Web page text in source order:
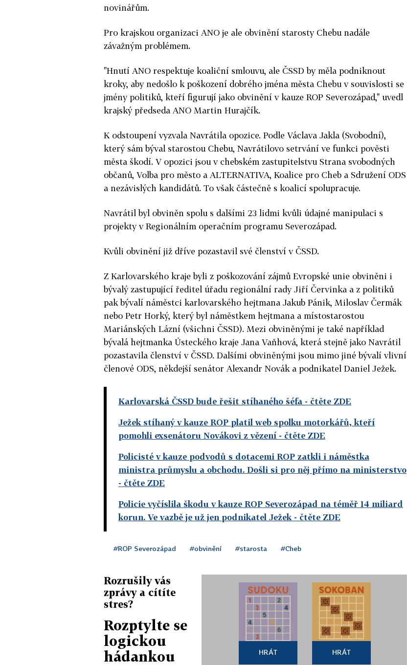
novinářům.
Pro krajskou organizaci ANO je ale obvinění starosty Chebu nadále
závažným problémem.
"Hnutí ANO respektuje koaliční smlouvu, ale ČSSD by měla podniknout
kroky, aby nedošlo k poškození dobrého jména města Chebu v souvislosti se
jmény politiků, kteří figurují jako obvinění v kauze ROP Severozápad," uvedl
krajský předseda ANO Martin Hurajčík.
K odstoupení vyzvala Navrátila opozice. Podle Václava Jakla (Svobodní),
který sám býval starostou Chebu, Navrátilovo setrvání ve funkci pověsti
města škodí. V opozici jsou v chebském zastupitelstvu Strana svobodných
občanů, Volba pro město a ALTERNATIVA, Koalice pro Cheb a Sdružení ODS
a nezávislých kandidátů. To však částečně s koalicí spolupracuje.
Navrátil byl obviněn spolu s dalšími 23 lidmi kvůli údajné manipulaci s
projekty v Regionálním operačním programu Severozápad.
Kvůli obvinění již dříve pozastavil své členství v ČSSD.
Z Karlovarského kraje byli z poškozování zájmů Evropské unie obviněni i
bývalý zastupující ředitel úřadu regionální rady Jiří Červinka a z politiků
pak bývalí náměstci karlovarského hejtmana Jakub Pánik, Miloslav Čermák
nebo Petr Horký, který byl náměstkem hejtmana a místostarostou
Mariánských Lázní (všichni ČSSD). Mezi obviněnými je také například
bývalá hejtmanka Ústeckého kraje Jana Vaňhová, která stejně jako Navrátil
pozastavila členství v ČSSD. Dalšími obviněnými jsou mimo jiné bývalí vlivní
členové ODS, někdejší senátor Alexandr Novák a podnikatel Daniel Ježek.
Karlovarská ČSSD bude řešit stíhaného šéfa - čtěte ZDE
Ježek stíhaný v kauze ROP platil web spolku motorkářů, kteří
pomohli exsenátoru Novákovi z vězení - čtěte ZDE
Policisté v kauze podvodů s dotacemi ROP zatkli i náměstka
ministra průmyslu a obchodu. Došli si pro něj přímo na ministerstvo
- čtěte ZDE
Policie vyčíslila škodu v kauze ROP Severozápad na téměř 14 miliard
korun. Ve vazbě je už jen podnikatel Ježek - čtěte ZDE
#ROP Severozápad #obvinění #starosta #Cheb
Rozrušily vás
zprávy a cítíte
stres?
Rozptylte se
logickou
hádankou
HRÁT HRÁT